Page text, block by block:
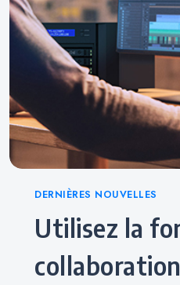
Categories
DERNIÈRES NOUVELLES
Utilisez la fonction de
collaboration